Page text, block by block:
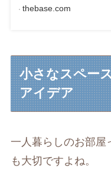
thebase.com
小さなスペー
アイデア
一人暮らしのお部屋
も大切ですよね。